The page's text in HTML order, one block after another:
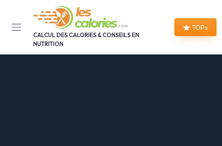
CALCUL DES CALORIES & CONSEILS EN
NUTRITION
TOPs
Panneau de gestion des cookies